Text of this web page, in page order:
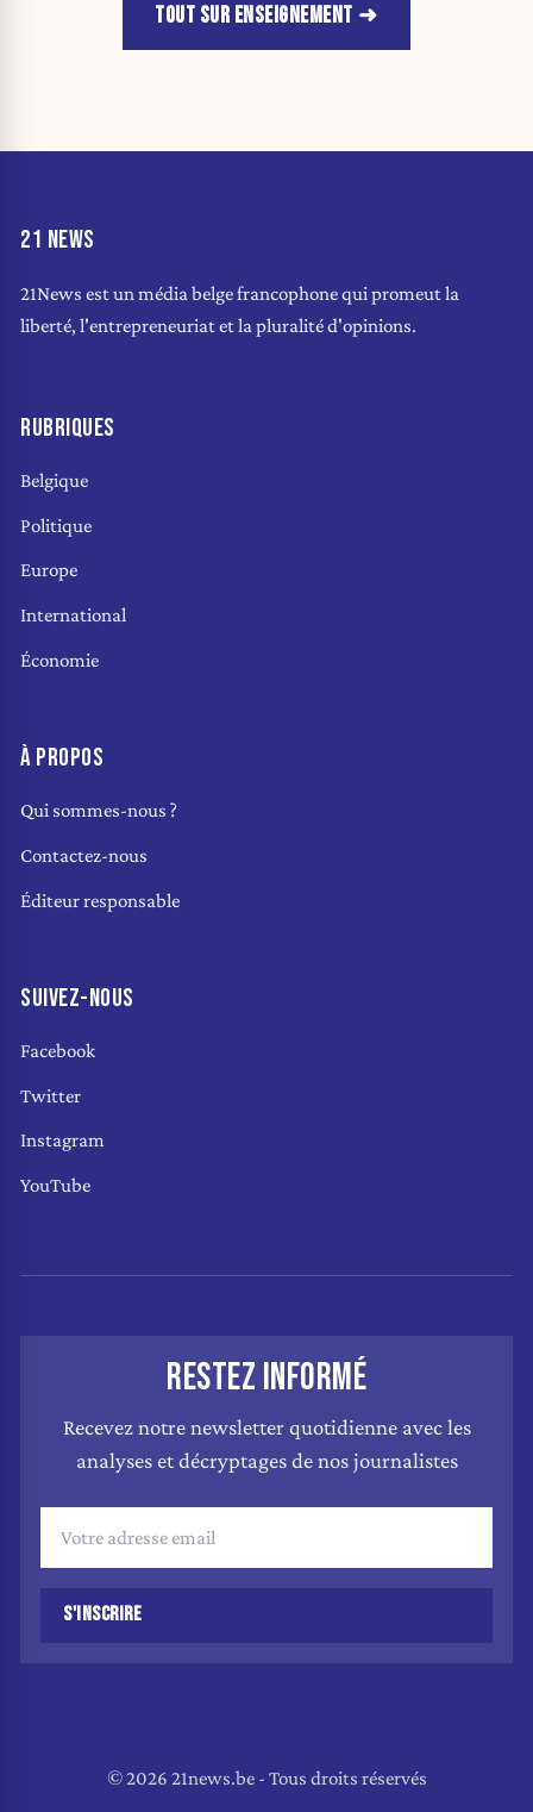
TOUT SUR ENSEIGNEMENT
21 NEWS
21News est un média belge francophone qui promeut la
liberté, l'entrepreneuriat et la pluralité d'opinions.
RUBRIQUES
Belgique
Politique
Europe
International
Économie
À PROPOS
Qui sommes-nous ?
Contactez-nous
Éditeur responsable
SUIVEZ-NOUS
Facebook
Twitter
Instagram
YouTube
RESTEZ INFORMÉ
Recevez notre newsletter quotidienne avec les
analyses et décryptages de nos journalistes
S'INSCRIRE
© 2026 21news.be - Tous droits réservés